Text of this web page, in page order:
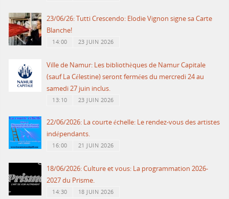
23/06/26: Tutti Crescendo: Elodie Vignon signe sa Carte
Blanche!
14:00 23 JUIN 2026
Ville de Namur: Les bibliothèques de Namur Capitale
(sauf La Célestine) seront fermées du mercredi 24 au
samedi 27 juin inclus.
13:10 23 JUIN 2026
22/06/2026: La courte échelle: Le rendez-vous des artistes
indépendants.
16:00 21 JUIN 2026
18/06/2026: Culture et vous: La programmation 2026-
2027 du Prisme.
14:30 18 JUIN 2026